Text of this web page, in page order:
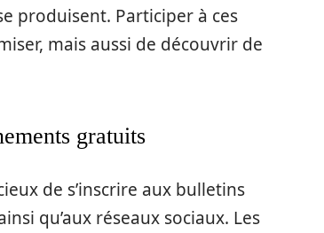
produisent. Participer à ces
mais aussi de découvrir de
gratuits
de s’inscrire aux bulletins
qu’aux réseaux sociaux. Les